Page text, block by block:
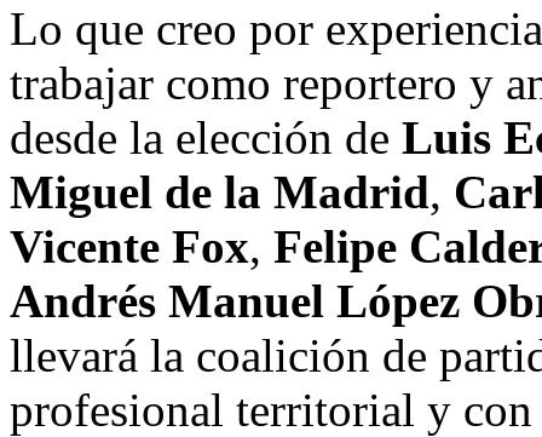
Lo que creo por
trabajar como reportero y
desde la elección de Luis
Miguel de la Madrid,
Vicente Fox, Felipe
Andrés Manuel López
llevará la coalición de
profesional territorial y